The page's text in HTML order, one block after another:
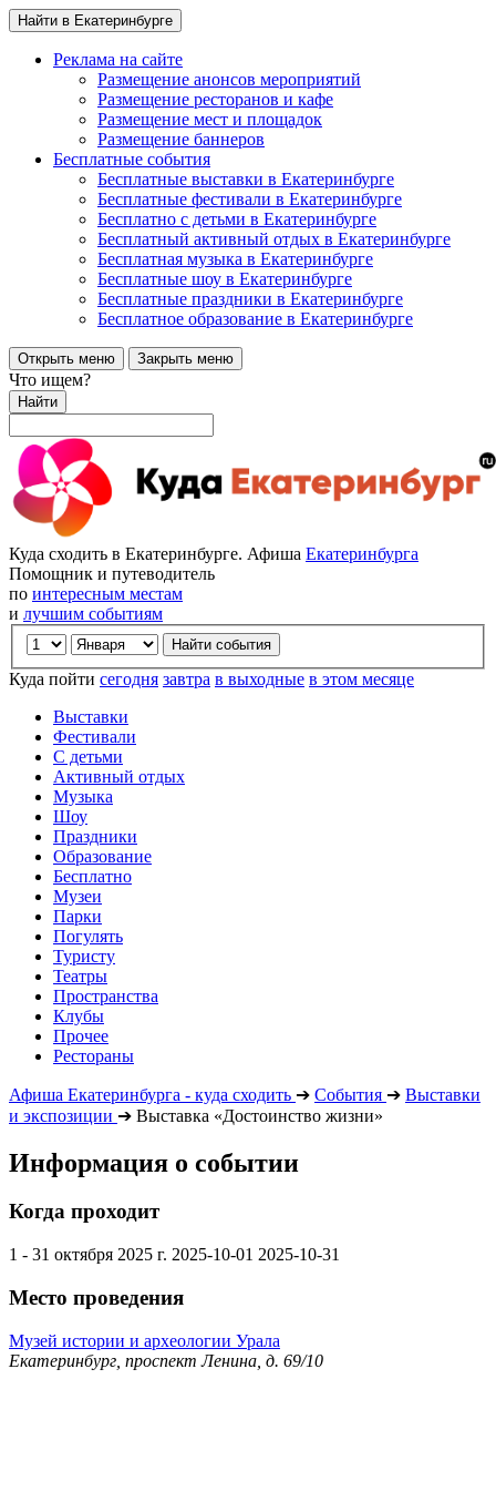
Найти в Екатеринбурге
Реклама на сайте
Размещение анонсов мероприятий
Размещение ресторанов и кафе
Размещение мест и площадок
Размещение баннеров
Бесплатные события
Бесплатные выставки в Екатеринбурге
Бесплатные фестивали в Екатеринбурге
Бесплатно с детьми в Екатеринбурге
Бесплатный активный отдых в Екатеринбурге
Бесплатная музыка в Екатеринбурге
Бесплатные шоу в Екатеринбурге
Бесплатные праздники в Екатеринбурге
Бесплатное образование в Екатеринбурге
Открыть меню Закрыть меню
Что ищем?
Найти
Куда сходить в Екатеринбурге. Афиша Екатеринбурга
Помощник и путеводитель
по интересным местам
и лучшим событиям
Куда пойти сегодня завтра в выходные в этом месяце
Выставки
Фестивали
С детьми
Активный отдых
Музыка
Шоу
Праздники
Образование
Бесплатно
Музеи
Парки
Погулять
Туристу
Театры
Пространства
Клубы
Прочее
Рестораны
Афиша Екатеринбурга - куда сходить ➔ События ➔ Выставки
и экспозиции ➔ Выставка «Достоинство жизни»
Информация о событии
Когда проходит
1 - 31 октября 2025 г. 2025-10-01 2025-10-31
Место проведения
Музей истории и археологии Урала
Екатеринбург, проспект Ленина, д. 69/10